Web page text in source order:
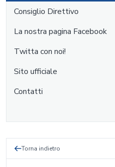
Consiglio Direttivo
La nostra pagina Facebook
Twitta con noi!
Sito ufficiale
Contatti
Torna indietro